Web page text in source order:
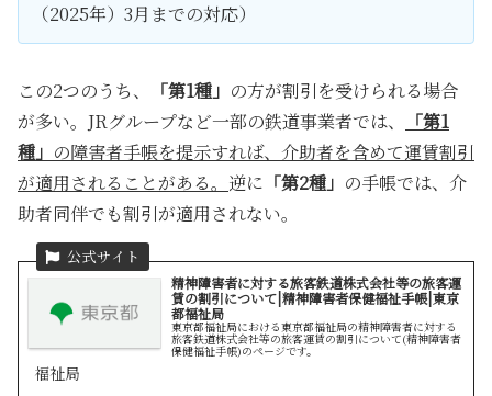
（2025年）3月までの対応）
この2つのうち、 「第1種」 の方が割引を受けられる場合
が多い。JRグループなど一部の鉄道事業者では、
「第1
種」 の障害者手帳を提示すれば、介助者を含めて運賃割引
が適用されることがある。 逆に 「第2種」 の手帳では、介
助者同伴でも割引が適用されない。
精神障害者に対する旅客鉄道株式会社等の旅客運
賃の割引について|精神障害者保健福祉手帳|東京
都福祉局
東京都福祉局における東京都福祉局の精神障害者に対する
旅客鉄道株式会社等の旅客運賃の割引について(精神障害者
保健福祉手帳)のページです。
福祉局